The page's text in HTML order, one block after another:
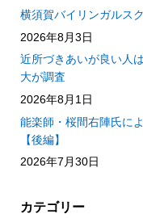
横須賀バイリンガルス
2026年8月3日
近所づきあいが良い人
大が調査
2026年8月1日
能楽師・桜間右陣氏に
【後編】
2026年7月30日
カテゴリー